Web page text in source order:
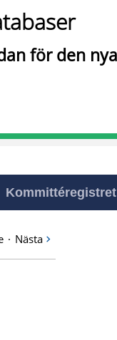
för den
Kommittéregistret
· Nästa